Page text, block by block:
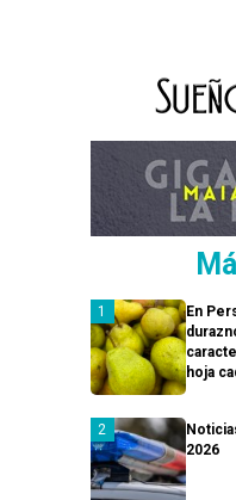
En
hoja
2026